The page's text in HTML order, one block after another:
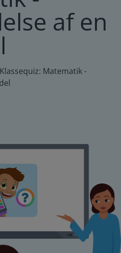
af en
Matematik -